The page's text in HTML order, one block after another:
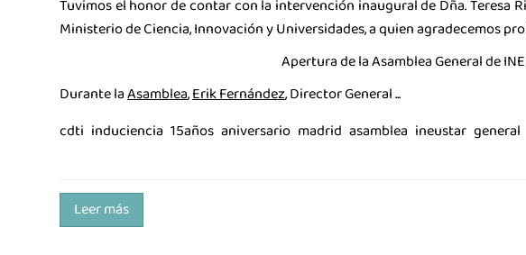
Tuvimos el honor de contar con la intervención inaugural de Dña. Teresa
Ministerio de Ciencia, Innovación y Universidades, a quien agradecemos
Apertura de la Asamblea General de
Durante laAsamblea,Erik Fernández, Director General ...
cdti induciencia 15años aniversario madrid asamblea ineustar general
Leer más